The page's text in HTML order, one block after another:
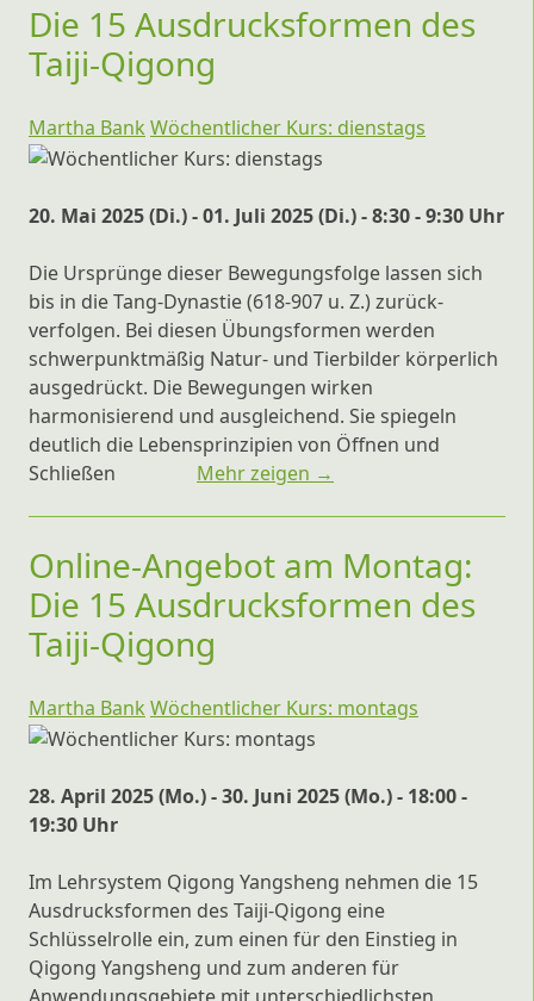
Die 15 Ausdrucksformen des
Taiji-Qigong
Martha Bank Wöchentlicher Kurs: dienstags
20. Mai 2025 (Di.) - 01. Juli 2025 (Di.) - 8:30 - 9:30 Uhr
Die Ursprünge dieser Bewegungsfolge lassen sich
bis in die Tang-Dynastie (618-907 u. Z.) zurück-
verfolgen. Bei diesen Übungsformen werden
schwerpunktmäßig Natur- und Tierbilder körperlich
ausgedrückt. Die Bewegungen wirken
harmonisierend und ausgleichend. Sie spiegeln
deutlich die Lebensprinzipien von Öffnen und
Schließen Mehr zeigen →
Online-Angebot am Montag:
Die 15 Ausdrucksformen des
Taiji-Qigong
Martha Bank Wöchentlicher Kurs: montags
28. April 2025 (Mo.) - 30. Juni 2025 (Mo.) - 18:00 -
19:30 Uhr
Im Lehrsystem Qigong Yangsheng nehmen die 15
Ausdrucksformen des Taiji-Qigong eine
Schlüsselrolle ein, zum einen für den Einstieg in
Qigong Yangsheng und zum anderen für